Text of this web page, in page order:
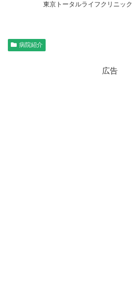
東京トータルライフクリニック
病院紹介
広告